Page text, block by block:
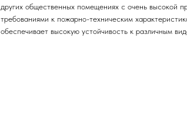
других общественных помещениях с очень высокой
требованиями к пожарно-техническим
обеспечивает высокую устойчивость к различным